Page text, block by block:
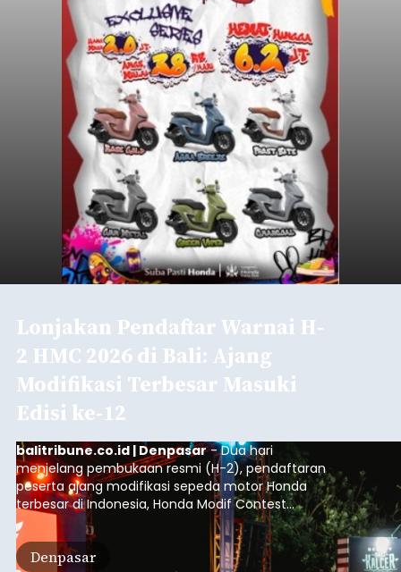
Lonjakan Pendaftar Warnai H-
2 HMC 2026 di Bali: Ajang
Modifikasi Terbesar Masuki
Edisi ke-12
balitribune.co.id | Denpasar- Dua hari
menjelang pembukaan resmi (H-2), pendaftaran
peserta ajang modifikasi sepeda motor Honda
terbesar di Indonesia, Honda Modif Contest
(HMC) 2026, tercatat mengalami peningkatan
pesat. Mall Bali Galeria, Denpasar, secara resmi
terpilih menjadi lokasi pembuka putaran
Denpasar